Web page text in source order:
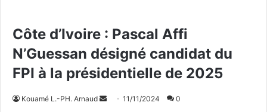
Côte d’Ivoire : Pascal Affi
N’Guessan désigné candidat du
FPI à la présidentielle de 2025
Kouamé L.-PH. Arnaud 11/11/2024 0